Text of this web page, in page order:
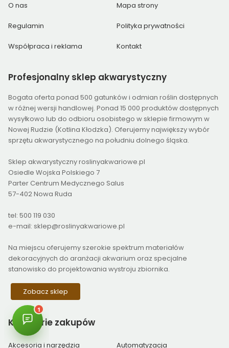
O nas Mapa strony
Regulamin Polityka prywatności
Współpraca i reklama Kontakt
Profesjonalny sklep akwarystyczny
Bogata oferta ponad 500 gatunków i odmian roślin dostępnych
w różnej wersji handlowej. Ponad 15 000 produktów dostępnych
wysyłkowo lub do odbioru osobistego w sklepie firmowym w
Nowej Rudzie (Kotlina Kłodzka). Oferujemy największy wybór
sprzętu akwarystycznego na południu dolnego śląska.
Sklep akwarystyczny roslinyakwariowe.pl
Osiedle Wojska Polskiego 7
Parter Centrum Medycznego Salus
57-402 Nowa Ruda
tel: 500 119 030
e-mail: sklep@roslinyakwariowe.pl
Na miejscu oferujemy szerokie spektrum materiałów
dekoracyjnych do aranżacji akwarium oraz specjalne
stanowisko do projektowania wystroju zbiornika.
Zobacz sklep
Kategorie zakupów
Akcesoria i narzędzia Automatyzacja